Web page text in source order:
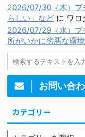
2026/07/30（木）プ
らしい」など に ワロ
2026/07/29（水）プ
所がいかに劣悪な環
お問い合
カテゴリー